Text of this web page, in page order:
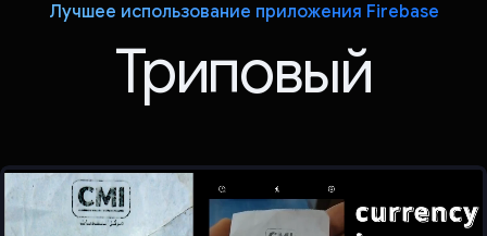
Лучшее использование приложения Firebase
Триповый